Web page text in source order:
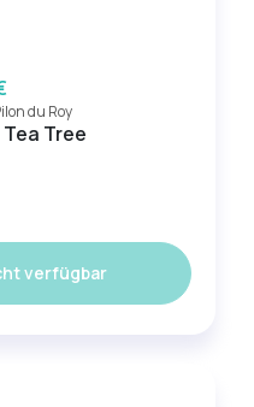
du Roy
Tree
verfügbar